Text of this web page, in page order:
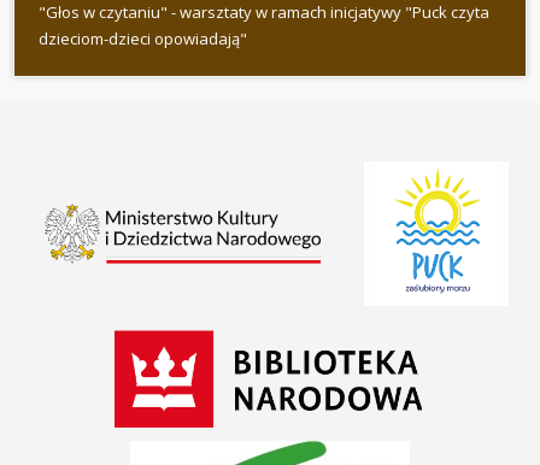
"Głos w czytaniu" - warsztaty w ramach inicjatywy "Puck czyta
dzieciom-dzieci opowiadają"